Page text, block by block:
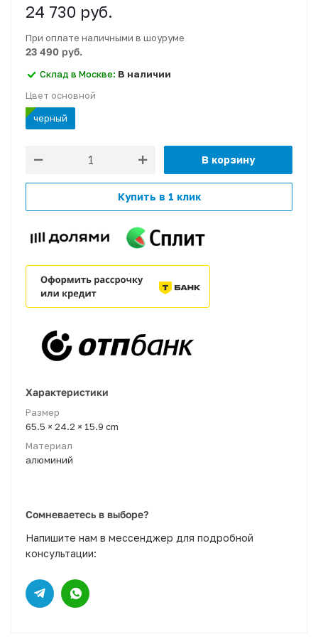
24 730 руб.
При оплате наличными в шоуруме
23 490 руб.
Склад в Москве: В наличии
Цвет основной
черный
В корзину
Купить в 1 клик
Характеристики
Размер
65.5 × 24.2 × 15.9 cm
Материал
алюминий
Сомневаетесь в выборе?
Напишите нам в мессенджер для подробной
консультации: